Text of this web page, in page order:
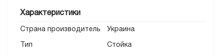
Характеристики
Страна производитель Украина
Тип Стойка